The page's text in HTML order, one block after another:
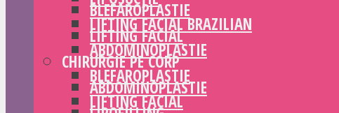
BLEFAROPLASTIE
LIFTING FACIAL
CHIRURGIE PE CORP
ABDOMINOPLASTIE
LIFTING FACIAL BRAZILIAN
ABDOMINOPLASTIE
BLEFAROPLASTIE
LIFTING FACIAL